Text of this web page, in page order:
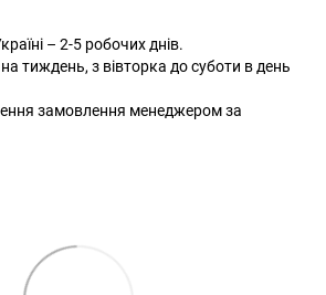
– 2-5 робочих днів.
тиждень, з вівторка до суботи в день
замовлення менеджером за